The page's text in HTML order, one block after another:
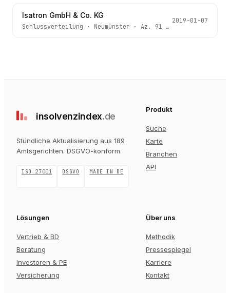
Isatron GmbH & Co. KG
Schlussverteilung · Neumünster · Az. 91 IN 108/18
2019-01-07
insolvenzindex.de
Stündliche Aktualisierung aus 189
Amtsgerichten. DSGVO-konform.
ISO 27001 DSGVO MADE IN DE
Produkt
Suche
Karte
Branchen
API
Lösungen
Vertrieb & BD
Beratung
Investoren & PE
Versicherung
Über uns
Methodik
Pressespiegel
Karriere
Kontakt